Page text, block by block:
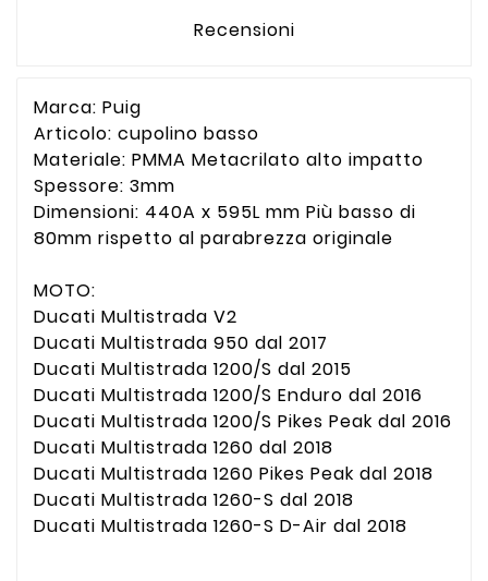
Recensioni
Marca: Puig
Articolo: cupolino basso
Materiale: PMMA Metacrilato alto impatto
Spessore: 3mm
Dimensioni: 440A x 595L mm Più basso di
80mm rispetto al parabrezza originale
MOTO:
Ducati Multistrada V2
Ducati Multistrada 950 dal 2017
Ducati Multistrada 1200/S dal 2015
Ducati Multistrada 1200/S Enduro dal 2016
Ducati Multistrada 1200/S Pikes Peak dal 2016
Ducati Multistrada 1260 dal 2018
Ducati Multistrada 1260 Pikes Peak dal 2018
Ducati Multistrada 1260-S dal 2018
Ducati Multistrada 1260-S D-Air dal 2018